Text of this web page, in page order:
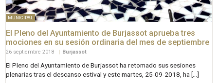
MUNICIPAL
El Pleno del Ayuntamiento de Burjassot aprueba tres
mociones en su sesión ordinaria del mes de septiembre
26 septiembre 2018 Burjassot
El Pleno del Ayuntamiento de Burjassot ha retomado sus sesiones
plenarias tras el descanso estival y este martes, 25-09-2018, ha […]